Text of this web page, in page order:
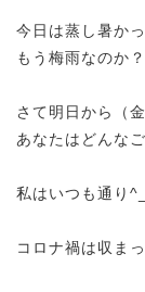
今日は蒸し暑か
もう梅雨なのか
さて明日から（
あなたはどんな
私はいつも通り
コロナ禍は収ま